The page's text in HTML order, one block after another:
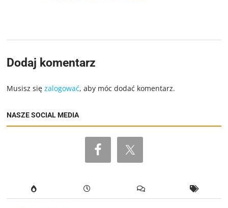
Dodaj komentarz
Musisz sięzalogować, aby móc dodać komentarz.
NASZE SOCIAL MEDIA